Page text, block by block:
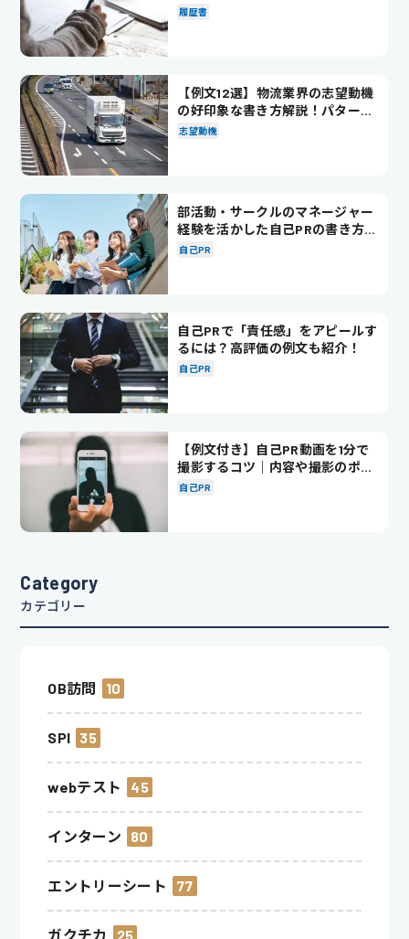
方を解説
履歴書
【例文12選】物流業界の志望動機
の好印象な書き方解説！パターン
別の例文も紹介
志望動機
部活動・サークルのマネージャー
経験を活かした自己PRの書き方を
徹底解説！
自己PR
自己PRで「責任感」をアピールす
るには？高評価の例文も紹介！
自己PR
【例文付き】自己PR動画を1分で
撮影するコツ｜内容や撮影のポイ
ントも解説
自己PR
Category
カテゴリー
OB訪問 10
SPI 35
webテスト 45
インターン 80
エントリーシート 77
ガクチカ 25